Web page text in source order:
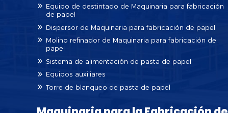
Equipo de destintado de Maquinaria para fabricación
de papel
Dispersor de Maquinaria para fabricación de papel
Molino refinador de Maquinaria para fabricación de
papel
Sistema de alimentación de pasta de papel
Equipos auxiliares
Torre de blanqueo de pasta de papel